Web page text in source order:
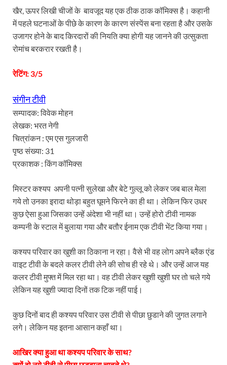
खैर, ऊपर लिखी चीजों के बावजूद यह एक ठीक ठाक कॉमिक्स है। कहानी
में पहले घटनाओं के पीछे के कारण के कारण संस्पेंस बना रहता है और उसके
उजागर होने के बाद किरदारों की नियति क्या होगी यह जानने की उत्सुकता
रोमांच बरकरार रखती है।
रेटिंग: 3/5
संगीन टीवी
सम्पादक: विवेक मोहन
लेखक: भरत नेगी
चित्रांकन : एम एस गुलजारी
पृष्ठ संख्या: 31
प्रकाशक : किंग कॉमिक्स
मिस्टर कश्यप अपनी पत्नी सुलेखा और बेटे गुल्लू को लेकर जब बाल मेला
गये तो उनका इरादा थोड़ा बहुत घूमने फिरने का ही था। लेकिन फिर उधर
कुछ ऐसा हुआ जिसका उन्हें अंदेशा भी नहीं था। उन्हें होरो टीवी नामक
कम्पनी के स्टाल में बुलाया गया और बतौर ईनाम एक टीवी भेंट किया गया।
कश्यप परिवार का खुशी का ठिकाना न रहा। वैसे भी वह लोग अपने ब्लैक एंड
वाइट टीवी के बदले कलर टीवी लेने की सोच ही रहे थे। और उन्हें आज यह
कलर टीवी मुफ्त में मिल रहा था। वह टीवी लेकर खुशी खुशी घर तो चले गये
लेकिन यह खुशी ज्यादा दिनों तक टिक नहीं पाई।
कुछ दिनों बाद ही कश्यप परिवार उस टीवी से पीछा छुडाने की जुगत लगाने
लगे। लेकिन यह इतना आसान कहाँ था।
आखिर क्या हुआ था कश्यप परिवार के साथ?